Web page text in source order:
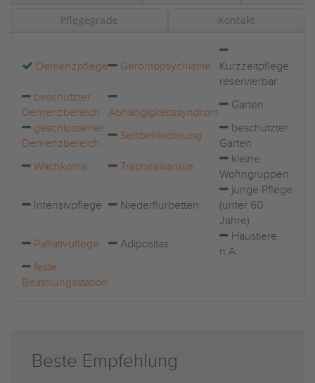
Pflegegrade Kontakt
Demenzpflege Gerontopsychiatrie
Kurzzeitpflege
reservierbar
beschützter
Demenzbereich
Abhängigkeitssyndrom
Garten
geschlossener
Demenzbereich
Sehbehinderung
beschützter
Garten
Wachkoma
Trachealkanüle
kleine
Wohngruppen
Intensivpflege Niederflurbetten
junge Pflege
(unter 60
Jahre)
Palliativpflege
Adipositas
Haustiere
n.A.
feste
Beatmungsstation
Beste Empfehlung